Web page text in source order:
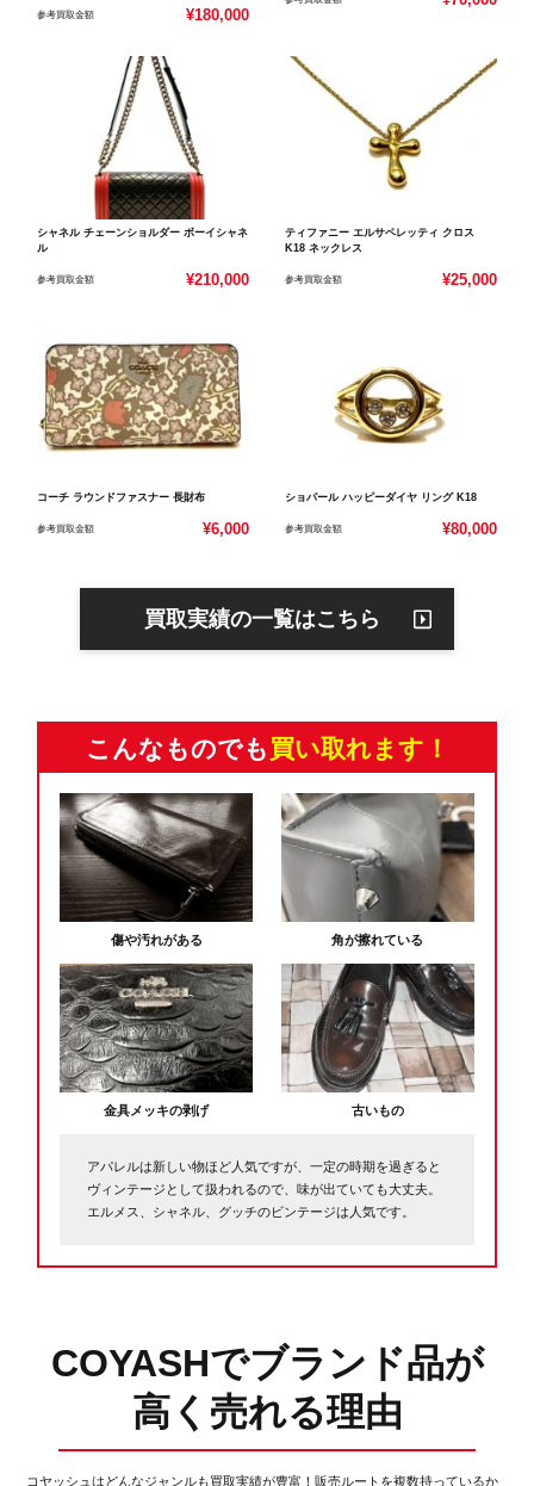
参考買取金額 ¥180,000
シャネル チェーンショルダー ボーイシャネ
ル
参考買取金額 ¥210,000
ティファニー エルサペレッティ クロス
K18 ネックレス
参考買取金額 ¥25,000
コーチ ラウンドファスナー 長財布
参考買取金額 ¥6,000
ショパール ハッピーダイヤ リング K18
参考買取金額 ¥80,000
買取実績の一覧はこちら
こんなものでも 買い取れます！
傷や汚れがある 角が擦れている
金具メッキの剥げ 古いもの
アパレルは新しい物ほど人気ですが、一定の時期を過ぎると
ヴィンテージとして扱われるので、味が出ていても大丈夫。
エルメス、シャネル、グッチのビンテージは人気です。
COYASHでブランド品が
高く売れる理由
コヤッシュはどんなジャンルも買取実績が豊富！販売ルートを複数持っているか